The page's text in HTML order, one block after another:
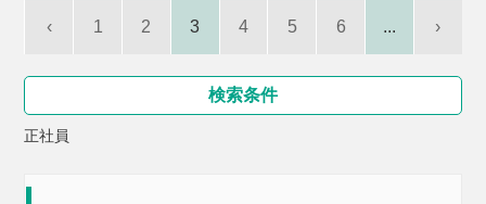
‹ 1 2 3 4 5 6 ... ›
検索条件
正社員